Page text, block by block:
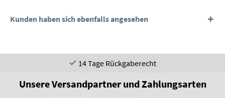
Kunden haben sich ebenfalls angesehen
14 Tage Rückgaberecht
Unsere Versandpartner und Zahlungsarten